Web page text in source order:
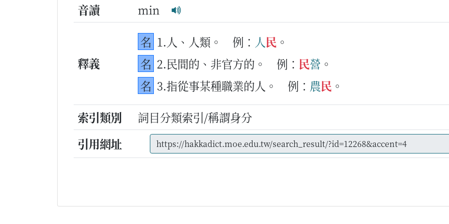
音讀 min
釋義
名 1.人、人類。 例： 人民 。
名 2.民間的、非官方的。 例： 民營 。
名 3.指從事某種職業的人。 例： 農民 。
索引類別
詞目分類索引/稱謂身分
引用網址